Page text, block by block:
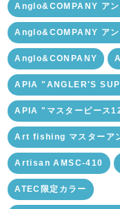
Anglo&COMPANY ア
Anglo&COMPANY アン
Anglo&CONPANY
APIA "ANGLER'S
APIA "マスターピース
Art fishing マスターア
Artisan AMSC-410
ATEC限定カラー